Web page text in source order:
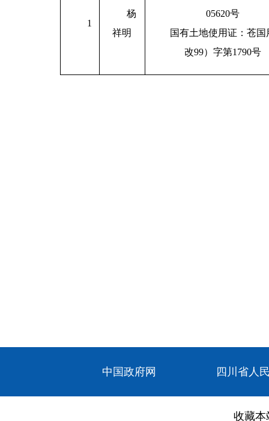
1
杨
祥明
05620号
国有土地使用证：苍国
改99）字第1790号
中国政府网 四川省人
收藏本